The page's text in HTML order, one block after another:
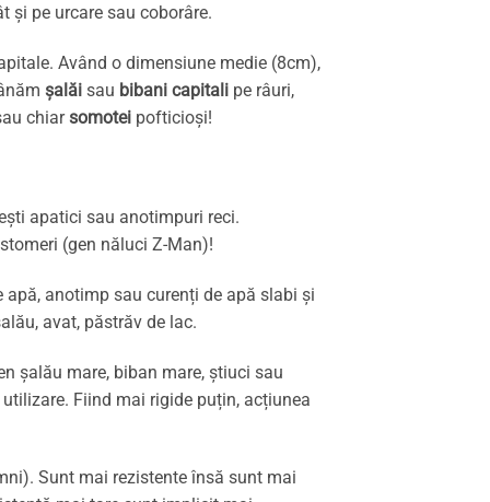
și pe urcare sau coborâre.
Având o dimensiune medie (8cm),
șalăi sau bibani capitali pe râuri,
chiarsomotei pofticioși!
apatici sau anotimpuri reci.
(gen năluci Z-Man)!
anotimp sau curenți de apă slabi și
avat, păstrăv de lac.
șalău mare, biban mare, știuci sau
Fiind mai rigide puțin, acțiunea
Sunt mai rezistente însă sunt mai